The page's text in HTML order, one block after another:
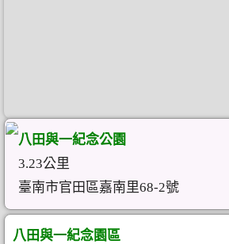
八田與一紀念公園
3.23公里
臺南市官田區嘉南里68-2號
八田與一紀念園區